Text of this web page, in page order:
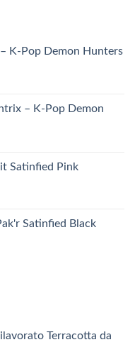
K-Pop Demon Hunters
– K-Pop Demon
Satinfied Pink
Satinfied Black
Terracotta da